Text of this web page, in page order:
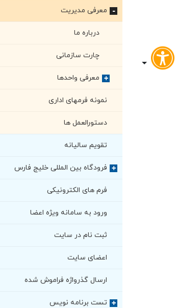
معرفی مدیریت
درباره ما
چارت سازمانی
+ معرفی واحدها
نمونه فرمهای اداری
دستورالعمل ها
تقویم سالیانه
+ فرودگاه بین المللی خلیج فارس
فرم های الکترونیکی
ورود به سامانه ویژه اعضا
ثبت نام در سایت
اعضای سایت
ارسال گذرواژه فراموش شده
+ تست برنامه نویس